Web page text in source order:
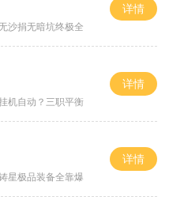
沙捐无暗坑终极全
详情
机自动？三职平衡
详情
星极品装备全靠爆
详情